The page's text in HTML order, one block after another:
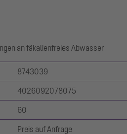
an fäkalienfreies Abwasser
8743039
4026092078075
60
Preis auf Anfrage